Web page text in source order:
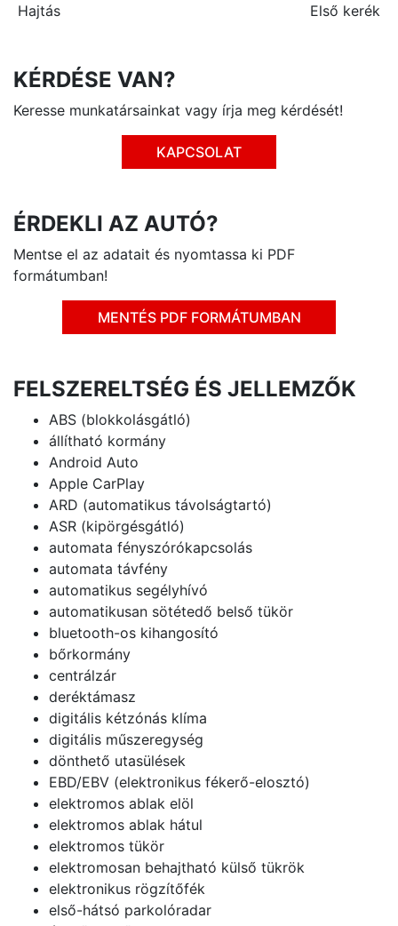
Hajtás
Első kerék
KÉRDÉSE VAN?
Keresse munkatársainkat vagy írja meg kérdését!
KAPCSOLAT
ÉRDEKLI AZ AUTÓ?
Mentse el az adatait és nyomtassa ki PDF
formátumban!
MENTÉS PDF FORMÁTUMBAN
FELSZERELTSÉG ÉS JELLEMZŐK
ABS (blokkolásgátló)
állítható kormány
Android Auto
Apple CarPlay
ARD (automatikus távolságtartó)
ASR (kipörgésgátló)
automata fényszórókapcsolás
automata távfény
automatikus segélyhívó
automatikusan sötétedő belső tükör
bluetooth-os kihangosító
bőrkormány
centrálzár
deréktámasz
digitális kétzónás klíma
digitális műszeregység
dönthető utasülések
EBD/EBV (elektronikus fékerő-elosztó)
elektromos ablak elöl
elektromos ablak hátul
elektromos tükör
elektromosan behajtható külső tükrök
elektronikus rögzítőfék
első-hátsó parkolóradar